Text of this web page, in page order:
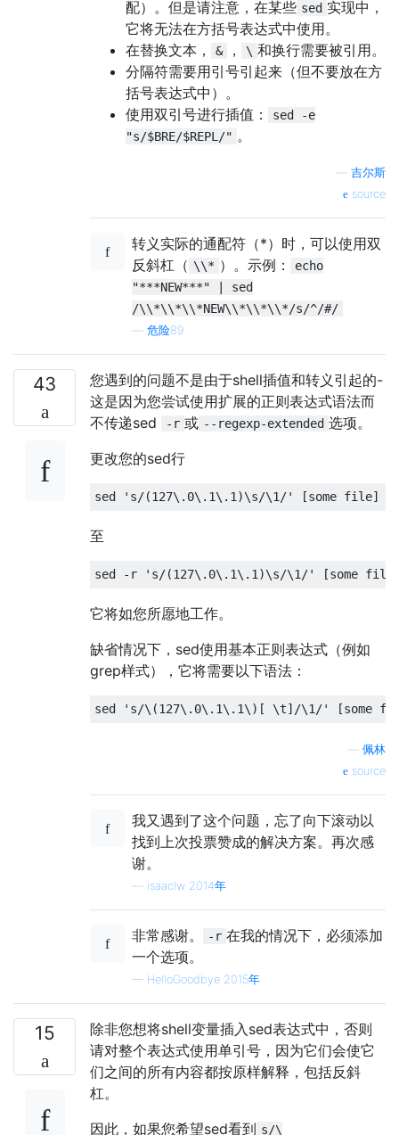
配）。但是请注意，在某些 sed 实现中，
它将无法在方括号表达式中使用。
在替换文本，
& ， \ 和换行需要被引用。
分隔符需要用引号引起来（但不要放在方
括号表达式中）。
使用双引号进行插值：
sed -e
"s/$BRE/$REPL/" 。
吉尔斯
source
转义实际的通配符（*）时，可以使用双
反斜杠（ \\* ）。示例：
echo
"***NEW***" | sed
/\\*\\*\\*NEW\\*\\*\\*/s/^/#/
危险89
43
您遇到的问题不是由于shell插值和转义引起的-
这是因为您尝试使用扩展的正则表达式语法而
不传递sed
-r 或 --regexp-extended 选项。
更改您的sed行
sed 's/(127\.0\.1\.1)\s/\1/' [some file]
至
sed - r 's/(127\.0\.1\.1)\s/\1/' [some file
它将如您所愿地工作。
缺省情况下，sed使用基本正则表达式（例如
grep样式），它将需要以下语法：
sed 's/\(127\.0\.1\.1\)[ \t]/\1/' [some
佩林
source
我又遇到了这个问题，忘了向下滚动以
找到上次投票赞成的解决方案。再次感
谢。
isaaclw 2014年
非常感谢。 -r 在我的情况下，必须添加
一个选项。
— HelloGoodbye 2015年
15
除非您想将shell变量插入sed表达式中，否则
请对整个表达式使用单引号，因为它们会使它
们之间的所有内容都按原样解释，包括反斜
杠。
因此，如果您希望sed看到 s/\